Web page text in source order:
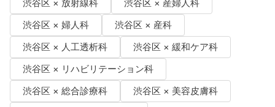
渋谷区 × 放射線科
渋谷区 × 産婦人科
渋谷区 × 婦人科
渋谷区 × 産科
渋谷区 × 人工透析科
渋谷区 × 緩和ケア科
渋谷区 × リハビリテーション科
渋谷区 × 総合診療科
渋谷区 × 美容皮膚科